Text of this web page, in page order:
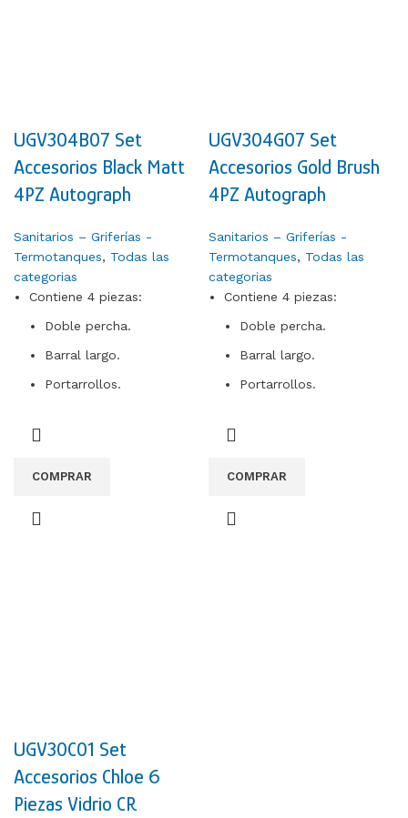
UGV304B07 Set
Accesorios Black Matt
4PZ Autograph
Sanitarios – Griferías -
Termotanques, Todas las
categorias
Contiene 4 piezas:
Doble percha.
Barral largo.
Portarrollos.
COMPRAR
UGV304G07 Set
Accesorios Gold Brush
4PZ Autograph
Sanitarios – Griferías -
Termotanques, Todas las
categorias
Contiene 4 piezas:
Doble percha.
Barral largo.
Portarrollos.
COMPRAR
UGV30C01 Set
Accesorios Chloe 6
Piezas Vidrio CR